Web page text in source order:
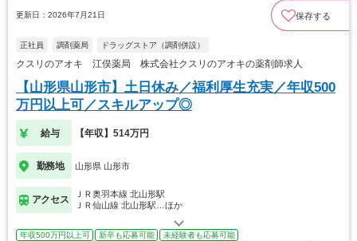
更新日：2026年7月21日 保存する
正社員 調剤薬局 ドラッグストア（調剤併設）
クスリのアオキ 江俣薬局 株式会社クスリのアオキの薬剤師求人
【山形県山形市】土日休み／福利厚生充実／年収500
万円以上可／スキルアップ◎
給与 【年収】514万円
勤務地 山形県 山形市
アクセス
ＪＲ奥羽本線 北山形駅
ＪＲ仙山線 北山形駅…ほか
年収500万円以上可 新卒も応募可能
未経験者も応募可能